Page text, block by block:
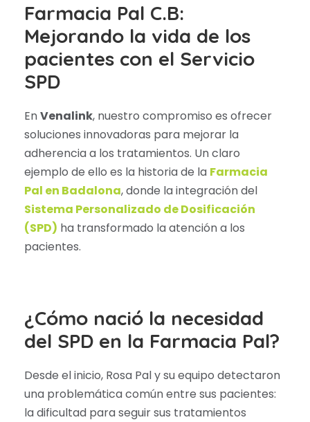
Farmacia Pal C.B:
Mejorando la vida de los
pacientes con el Servicio
SPD
EnVenalink, nuestro compromiso es ofrecer
soluciones innovadoras para mejorar la
adherencia a los tratamientos. Un claro
ejemplo de ello es la historia de la Farmacia
Pal en Badalona, donde la integración del
Sistema Personalizado de Dosificación
(SPD) ha transformado la atención a los
pacientes.
¿Cómo nació la necesidad
del SPD en la Farmacia Pal?
Desde el inicio, Rosa Pal y su equipo detectaron
una problemática común entre sus pacientes:
la dificultad para seguir sus tratamientos